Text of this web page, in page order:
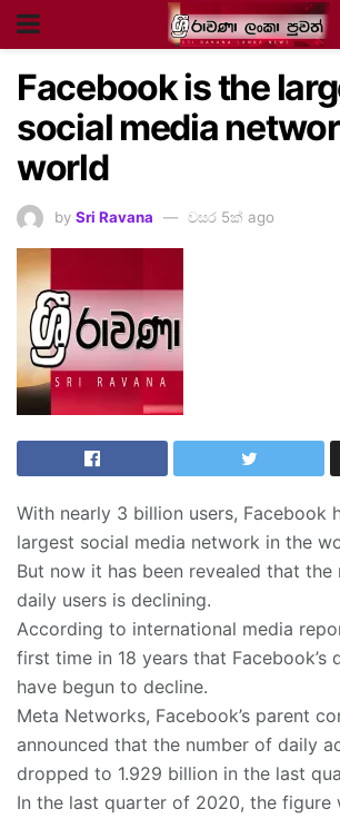
Facebook is the
social media
world
by Sri Ravana වසර 5ක් ago
With nearly 3 billion users, Facebook
largest social media network in the
But now it has been revealed that
daily users is declining.
According to international media
first time in 18 years that Facebook’s
have begun to decline.
Meta Networks, Facebook’s parent
announced that the number of daily
dropped to 1.929 billion in the last
In the last quarter of 2020, the figure